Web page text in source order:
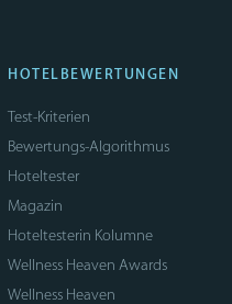
HOTELBEWERTUNGEN
Test-Kriterien
Bewertungs-Algorithmus
Hoteltester
Magazin
Hoteltesterin Kolumne
Wellness Heaven Awards
Wellness Heaven